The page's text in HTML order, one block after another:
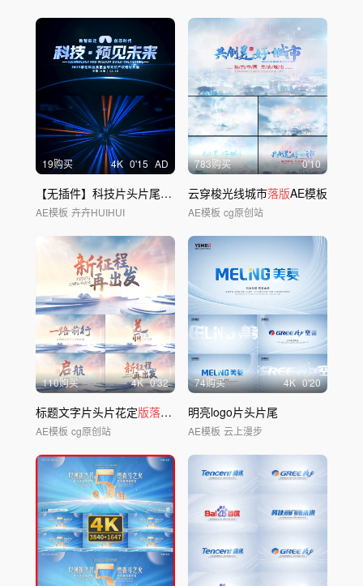
19购买 4K 0'15 AD
【无插件】科技片头片尾
落版
AE模板 卉卉HUIHUI
783购买 0'10
云穿梭光线城市落版AE模板
AE模板 cg原创站
110购买 4K 0'32
标题文字片头片花定版落版 AE模板
AE模板 cg原创站
74购买 4K 0'20
明亮logo片头片尾
AE模板 云上漫步